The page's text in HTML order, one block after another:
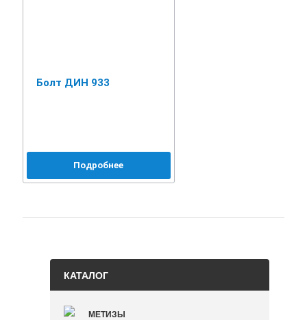
КАТАЛОГ
МЕТИЗЫ
Болт ДИН 933
Подробнее